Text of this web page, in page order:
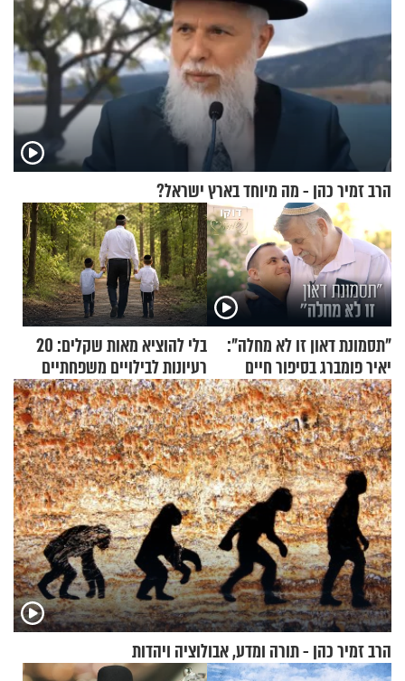
הרב זמיר כהן - מה מיוחד בארץ ישראל?
"תסמונת דאון זו לא מחלה":
יאיר פומברג בסיפור חיים
מעורר השראה
בלי להוציא מאות שקלים: 20
רעיונות לבילויים משפחתיים
כמעט בחינם
הרב זמיר כהן - תורה ומדע, אבולוציה ויהדות